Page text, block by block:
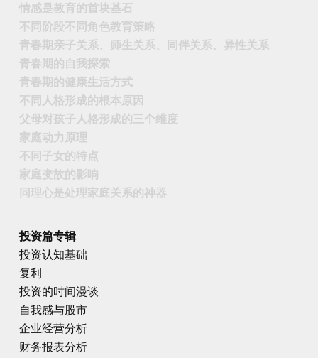
情感是教育的首块基石
不同阶段不同角色教育策略
青春期亲子关系、师生关系、同伴关系、异性关系
青春期的自我探索
青春期的健康生活方式
不同人格形成的根本原因
父母对孩子人格形成的三个维度
家庭动力原理
不同子女的特点
家庭变故的影响
同理心是处理家庭关系的神器
投资篇专辑
投资认知基础
复利
投资的时间漫谈
自我感与股市
企业经营分析
财务报表分析